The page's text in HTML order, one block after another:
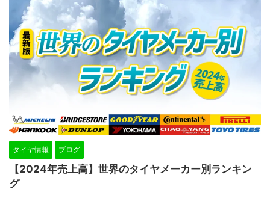
タイヤ情報 ブログ
【2024年売上高】世界のタイヤメーカー別ランキン
グ